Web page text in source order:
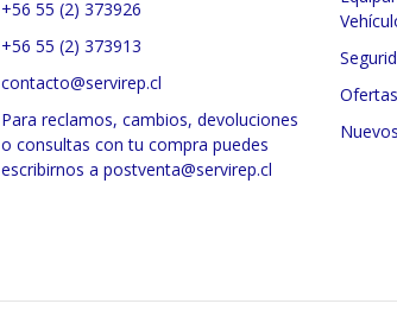
+56 55 (2) 373926
+56 55 (2) 373913
contacto@servirep.cl
Para reclamos, cambios, devoluciones
o consultas con tu compra puedes
escribirnos a postventa@servirep.cl
Ofertas